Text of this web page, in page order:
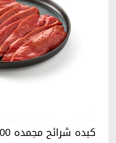
كبده شرائح مجمده 500جم